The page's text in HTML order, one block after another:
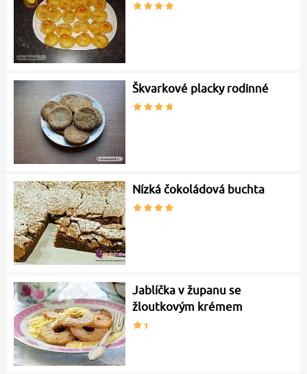
Škvarkové placky rodinné
Nízká čokoládová buchta
Jablíčka v županu se
žloutkovým krémem